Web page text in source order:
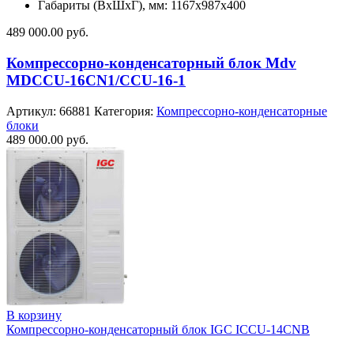
Габариты (ВхШхГ), мм: 1167x987x400
489 000.00 руб.
Компрессорно-конденсаторный блок Mdv
MDCCU-16CN1/CCU-16-1
Артикул: 66881 Категория: Компрессорно-конденсаторные
блоки
489 000.00 руб.
В корзину
Компрессорно-конденсаторный блок IGC ICCU-14CNB